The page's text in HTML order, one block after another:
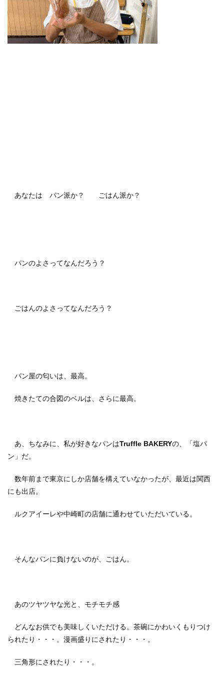
あなたは パン派か？ ごはん派か？
パンのよさってなんだろう？
ごはんのよさってなんだろう？
パン屋の匂いは、最高。
焼きたての合図のベルは、さらに最高。
あ、ちなみに、私が好きなパンはTruffle BAKERYの、「塩パ
ン」だ。
数年前まで東京にしか店舗を構えていなかったが、最近は関西
にも出店。
ルクアイーレや中崎町の店舗に通わせていただいている。
そんなパンに負けないのが、ごはん。
あのツヤツヤな光と、モチモチ感
どんなお供でも美味しくいただける。茶碗にかわいくもりつけ
られたり・・・。漫画盛りにされたり・・・。
三角形にされたり・・・。